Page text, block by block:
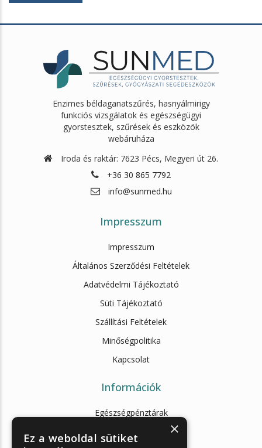
Enzimes béldaganatszűrés, hasnyálmirigy
funkciós vizsgálatok és egészségügyi
gyorstesztek, szűrések és eszközök
webáruháza
Iroda és raktár: 7623 Pécs, Megyeri út 26.
+36 30 865 7792
info@sunmed.hu
Impresszum
Impresszum
Általános Szerződési Feltételek
Adatvédelmi Tájékoztató
Süti Tájékoztató
Szállítási Feltételek
Minőségpolitika
Kapcsolat
Információk
Egészségpénztárak
Cikkek
×
Ez a weboldal sütiket